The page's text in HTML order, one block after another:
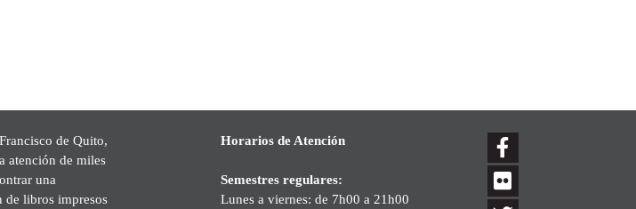
de Quito,
atención de miles
una
de libros impresos
Horarios de Atención
Semestres regulares:
Lunes a viernes: de 7h00 a 21h00